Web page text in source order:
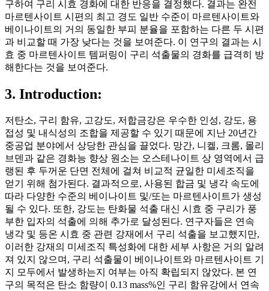
구하여 구리 시효 경화에 대한 반응을 결정했다. 결과는 완전
마르텐사이트 시편의 최고 경도 일반 수준이 마르텐사이트와
베이나이트의 거의 동일한 부피 분율을 포함하는 다른 두 시편
과 비교할 때 가장 낮다는 것을 보여준다. 이 연구의 결과는 시
효 중 마르텐사이트 템퍼링이 구리 석출물의 경화를 급격히 방
해한다는 것을 보여준다.
3. Introduction:
저탄소, 구리 함유, 고강도, 저합금강은 우수한 인성, 강도, 용
접성 및 내식성의 조합을 제공할 수 있기 때문에 지난 20년간
중공업 분야에서 상당한 관심을 끌었다. 망간, 니켈, 크롬, 몰리
브덴과 같은 경화능 향상 원소는 오스테나이트 상 영역에서 급
랭된 후 두꺼운 단면 전체에 걸쳐 비교적 균일한 미세조직을
얻기 위해 첨가된다. 결과적으로, 사용된 합금 및 냉각 속도에
따라 다양한 수준의 베이나이트 및/또는 마르텐사이트가 생성
될 수 있다. 또한, 강도는 탄화물 석출 대신 시효 중 구리가 풍
부한 입자의 석출에 의해 추가로 달성된다. 연구자들은 연속
냉각 및 등온 시효 중 관련 강재에서 구리 석출을 보고했지만,
이러한 강재의 미세조직 특성화에 대한 세부 사항은 거의 알려
져 있지 않으며, 구리 석출물이 베이나이트와 마르텐사이트 기
지 모두에서 발생하는지 여부는 아직 확립되지 않았다. 본 연
구의 목적은 탄소 함량이 0.13 mass%인 구리 함유강에서 연속